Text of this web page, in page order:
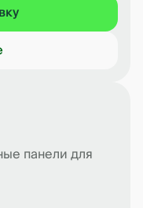
панели для